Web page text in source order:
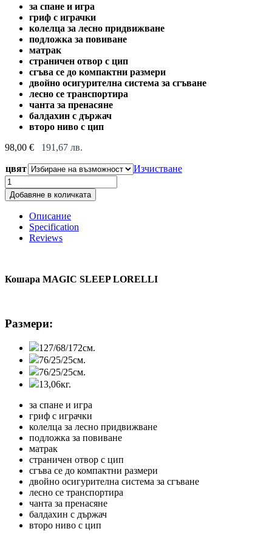
за спане и игра
гриф с играчки
колелца за лесно придвижване
подложка за повиване
матрак
страничен отвор с цип
сгъва се до компактни размери
двойно осигурителна система за сгъване
лесно се транспортира
чанта за пренасяне
балдахин с държач
второ ниво с цип
98,00 € 191,67 лв.
цвят
Изчистване
Кошара
MAGIC
SLEEP
LORELLI
quantity
Добавяне в количката
Описание
Specification
Reviews
Кошара MAGIC SLEEP LORELLI
Размери:
127/68/172см.
76/25/25см.
76/25/25см.
13,06кг.
за спане и игра
гриф с играчки
колелца за лесно придвижване
подложка за повиване
матрак
страничен отвор с цип
сгъва се до компактни размери
двойно осигурителна система за сгъване
лесно се транспортира
чанта за пренасяне
балдахин с държач
второ ниво с цип